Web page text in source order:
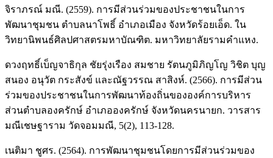
จิราภรณ์ มณี. (2559). การมีส่วนร่วมของประชาชนในการ
พัฒนาชุมชน ตำบลนาโพธิ์ อำเภอเมือง จังหวัดร้อยเอ็ด. ใน
วิทยานิพนธ์ศิลปศาสตรมหาบัณฑิต. มหาวิทยาลัยรามคําแหง.
ดวงฤทธิ์เบ็ญจาธิกุล ชัยรุ่งเรือง สมชาย รัตนภูมิภิญโญ วิชิต บุญ
สนอง อนุวัต กระสังข์ และณัฐวรรณ สาสิงห์. (2566). การมีส่วน
ร่วมของประชาชนในการพัฒนาท้องถิ่นขององค์การบริหาร
ส่วนตำบลองครักษ์ อำเภอองครักษ์ จังหวัดนครนายก. วารสาร
มณีเชษฐาราม วัดจอมมณี, 5(2), 113-128.
เนติมา ชูศร. (2564). การพัฒนาชุมชนโดยการมีส่วนร่วมของ